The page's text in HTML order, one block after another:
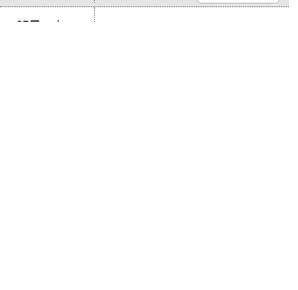
25日 （火）